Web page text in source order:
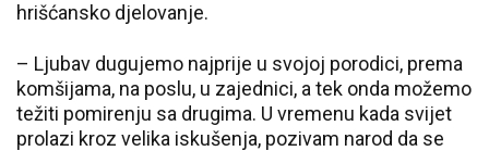
hrišćansko djelovanje.
– Ljubav dugujemo najprije u svojoj porodici, prema
komšijama, na poslu, u zajednici, a tek onda možemo
težiti pomirenju sa drugima. U vremenu kada svijet
prolazi kroz velika iskušenja, pozivam narod da se